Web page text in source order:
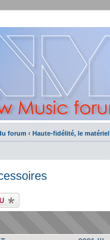
forum ‹ Haute-fidélité, le matériel